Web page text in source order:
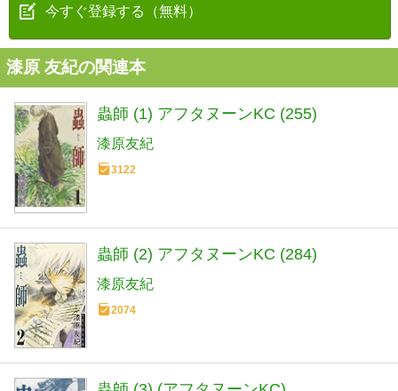
今すぐ登録する（無料）
漆原 友紀の関連本
蟲師 (1) アフタヌーンKC (255)
漆原友紀
3122
蟲師 (2) アフタヌーンKC (284)
漆原友紀
2074